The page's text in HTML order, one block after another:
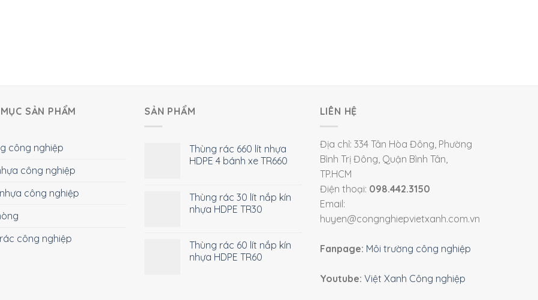
SẢN PHẨM
công nghiệp
công nghiệp
công nghiệp
công nghiệp
SẢN PHẨM
Thùng rác 660 lít nhựa
HDPE 4 bánh xe TR660
Thùng rác 30 lít nắp kín
nhựa HDPE TR30
Thùng rác 60 lít nắp kín
nhựa HDPE TR60
LIÊN HỆ
Địa chỉ: 334 Tân Hòa Đông, Phường
Bình Trị Đông, Quận Bình Tân,
TP.HCM
Điện thoại: 098.442.3150
Email:
huyen@congnghiepvietxanh.com.vn
Fanpage: Môi trường công nghiệp
Youtube: Việt Xanh Công nghiệp